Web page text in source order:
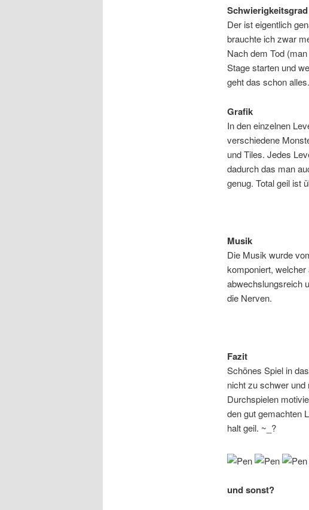
Schwierigkeitsgrad
Der ist eigentlich
brauchte ich zwar
Nach dem Tod
Stage starten und
geht das schon alles.
Grafik
In den einzelnen
verschiedene
und Tiles. Jedes
dadurch das man
genug. Total geil ist
Musik
Die Musik wurde
komponiert,
abwechslungsreich
die Nerven.
Fazit
Schönes Spiel in
nicht zu schwer
Durchspielen
den gut gemachten
halt geil. ~_?
und sonst?